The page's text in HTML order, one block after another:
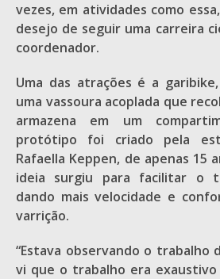
vezes, em atividades como
desejo de seguir uma carreira
coordenador.
Uma das atrações é a
uma vassoura acoplada que
armazena em um
protótipo foi criado pela
Rafaella Keppen, de apenas 15
ideia surgiu para facilitar o
dando mais velocidade e
varrição.
“Estava observando o trabalho
vi que o trabalho era